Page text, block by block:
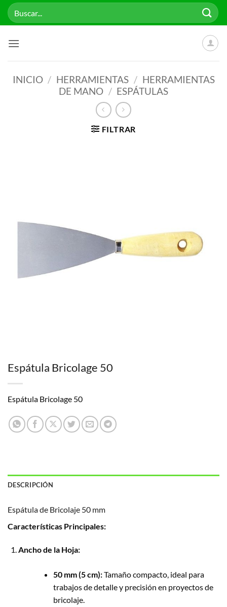
Saltar
Buscar
por:
INICIO / HERRAMIENTAS / HERRAMIENTAS
DE MANO / ESPÁTULAS
FILTRAR
Espátula Bricolage 50
Espátula Bricolage 50
DESCRIPCIÓN
Espátula de Bricolaje 50 mm
Características Principales:
Ancho de la Hoja:
50 mm (5 cm):Tamaño compacto, ideal para
trabajos de detalle y precisión en proyectos de
bricolaje.